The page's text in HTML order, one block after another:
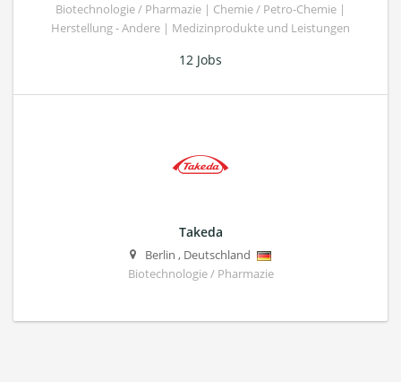
Biotechnologie / Pharmazie | Chemie / Petro-Chemie |
Herstellung - Andere | Medizinprodukte und Leistungen
12 Jobs
Takeda
Berlin , Deutschland
Biotechnologie / Pharmazie